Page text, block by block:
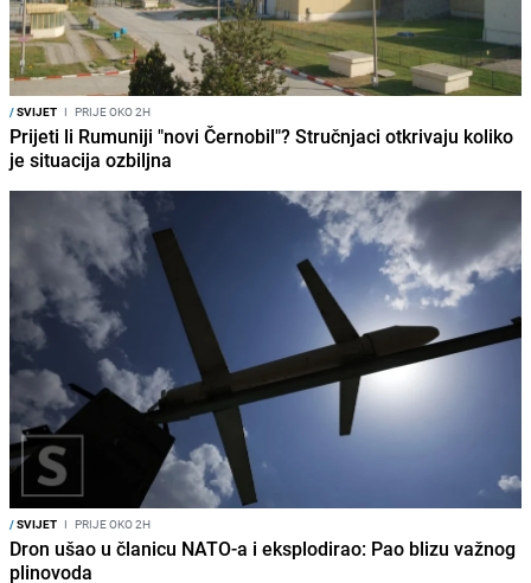
/SVIJET I PRIJE OKO 2H
Prijeti li Rumuniji "novi Černobil"? Stručnjaci otkrivaju koliko
je situacija ozbiljna
/SVIJET I PRIJE OKO 2H
Dron ušao u članicu NATO-a i eksplodirao: Pao blizu važnog
plinovoda